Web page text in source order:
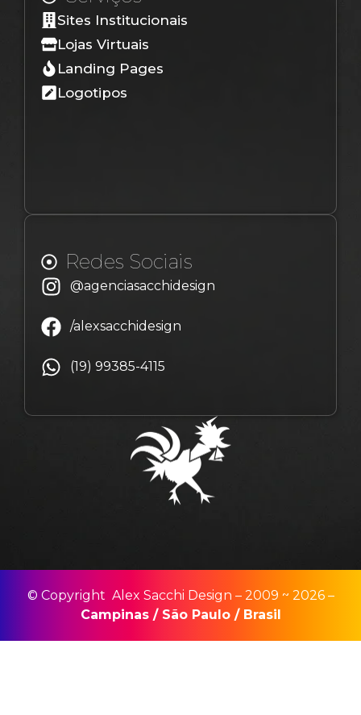
Sites Institucionais
Lojas Virtuais
Landing Pages
Logotipos
Redes Sociais
@agenciasacchidesign
/alexsacchidesign
(19) 99385-4115
© Copyright Alex Sacchi Design – 2009 ~ 2026 –
Campinas/ São Paulo/ Brasil